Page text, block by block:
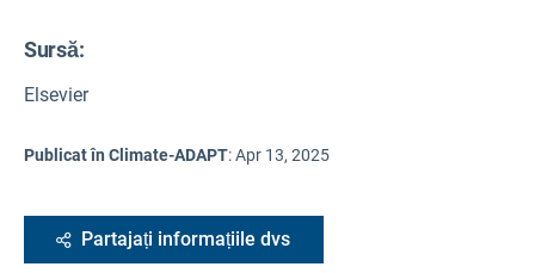
Sursă:
Elsevier
Publicat în Climate-ADAPT:Apr 13, 2025
Partajați informațiile dvs